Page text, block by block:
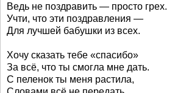
Ведь не поздравить — просто грех.
Учти, что эти поздравления —
Для лучшей бабушки из всех.
Хочу сказать тебе «спасибо»
За всё, что ты смогла мне дать.
С пеленок ты меня растила,